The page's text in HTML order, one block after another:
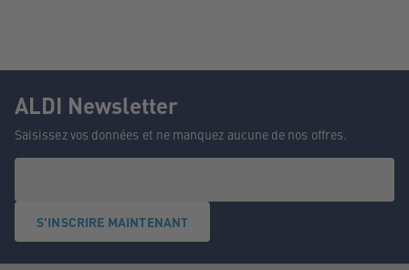
ALDI Newsletter
Saisissez vos données et ne manquez aucune de nos offres.
S'INSCRIRE MAINTENANT